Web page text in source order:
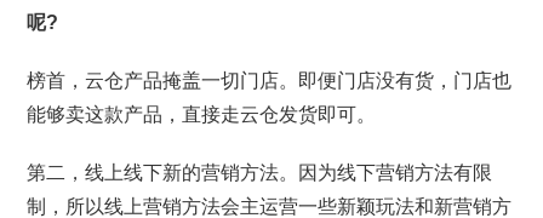
呢?
榜首，云仓产品掩盖一切门店。即便门店没有货，门店也
能够卖这款产品，直接走云仓发货即可。
第二，线上线下新的营销方法。因为线下营销方法有限
制，所以线上营销方法会主运营一些新颖玩法和新营销方